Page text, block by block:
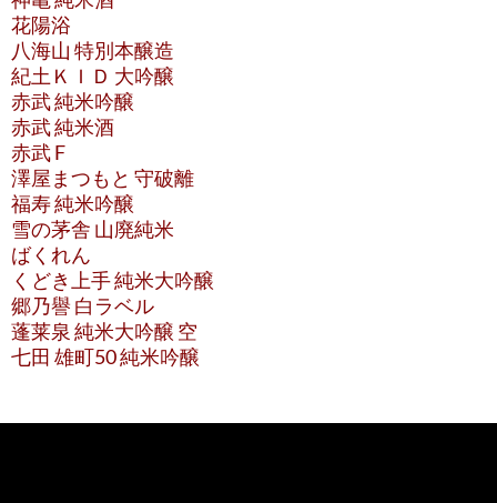
花陽浴
八海山 特別本醸造
紀土ＫＩＤ 大吟醸
赤武 純米吟醸
赤武 純米酒
赤武 F
澤屋まつもと 守破離
福寿 純米吟醸
雪の茅舎 山廃純米
ばくれん
くどき上手 純米大吟醸
郷乃譽 白ラベル
蓬莱泉 純米大吟醸 空
七田 雄町50 純米吟醸